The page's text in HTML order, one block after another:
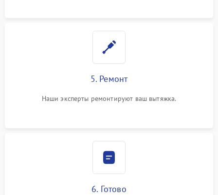
5. Ремонт
Наши эксперты ремонтируют ваш вытяжка.
6. Готово